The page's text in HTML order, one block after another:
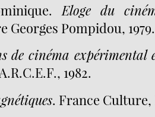
Eloge du
Georges Pompidou, 1979.
de cinéma expérimental
1982.
. France Culture,